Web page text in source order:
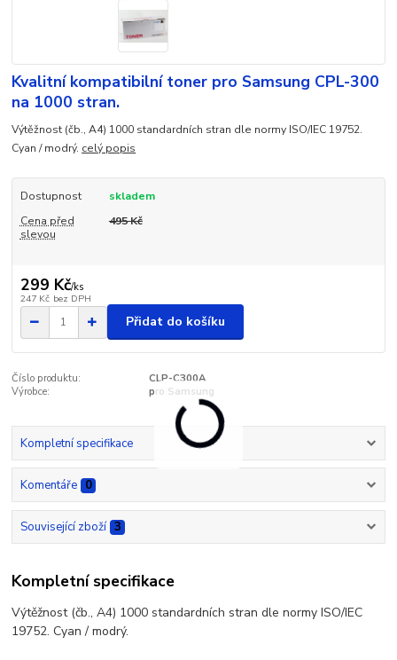
Kvalitní kompatibilní toner pro Samsung CPL-300
na 1000 stran.
Výtěžnost (čb., A4) 1000 standardních stran dle normy ISO/IEC 19752.
Cyan / modrý. celý popis
Dostupnost
skladem
Cena před
slevou
495 Kč
299 Kč/ks
247 Kč bez DPH
Přidat do košíku
Číslo produktu:
CLP-C300A
Výrobce:
pro Samsung
Kompletní specifikace
Komentáře 0
Související zboží 3
Kompletní specifikace
Výtěžnost (čb., A4) 1000 standardních stran dle normy ISO/IEC
19752. Cyan / modrý.